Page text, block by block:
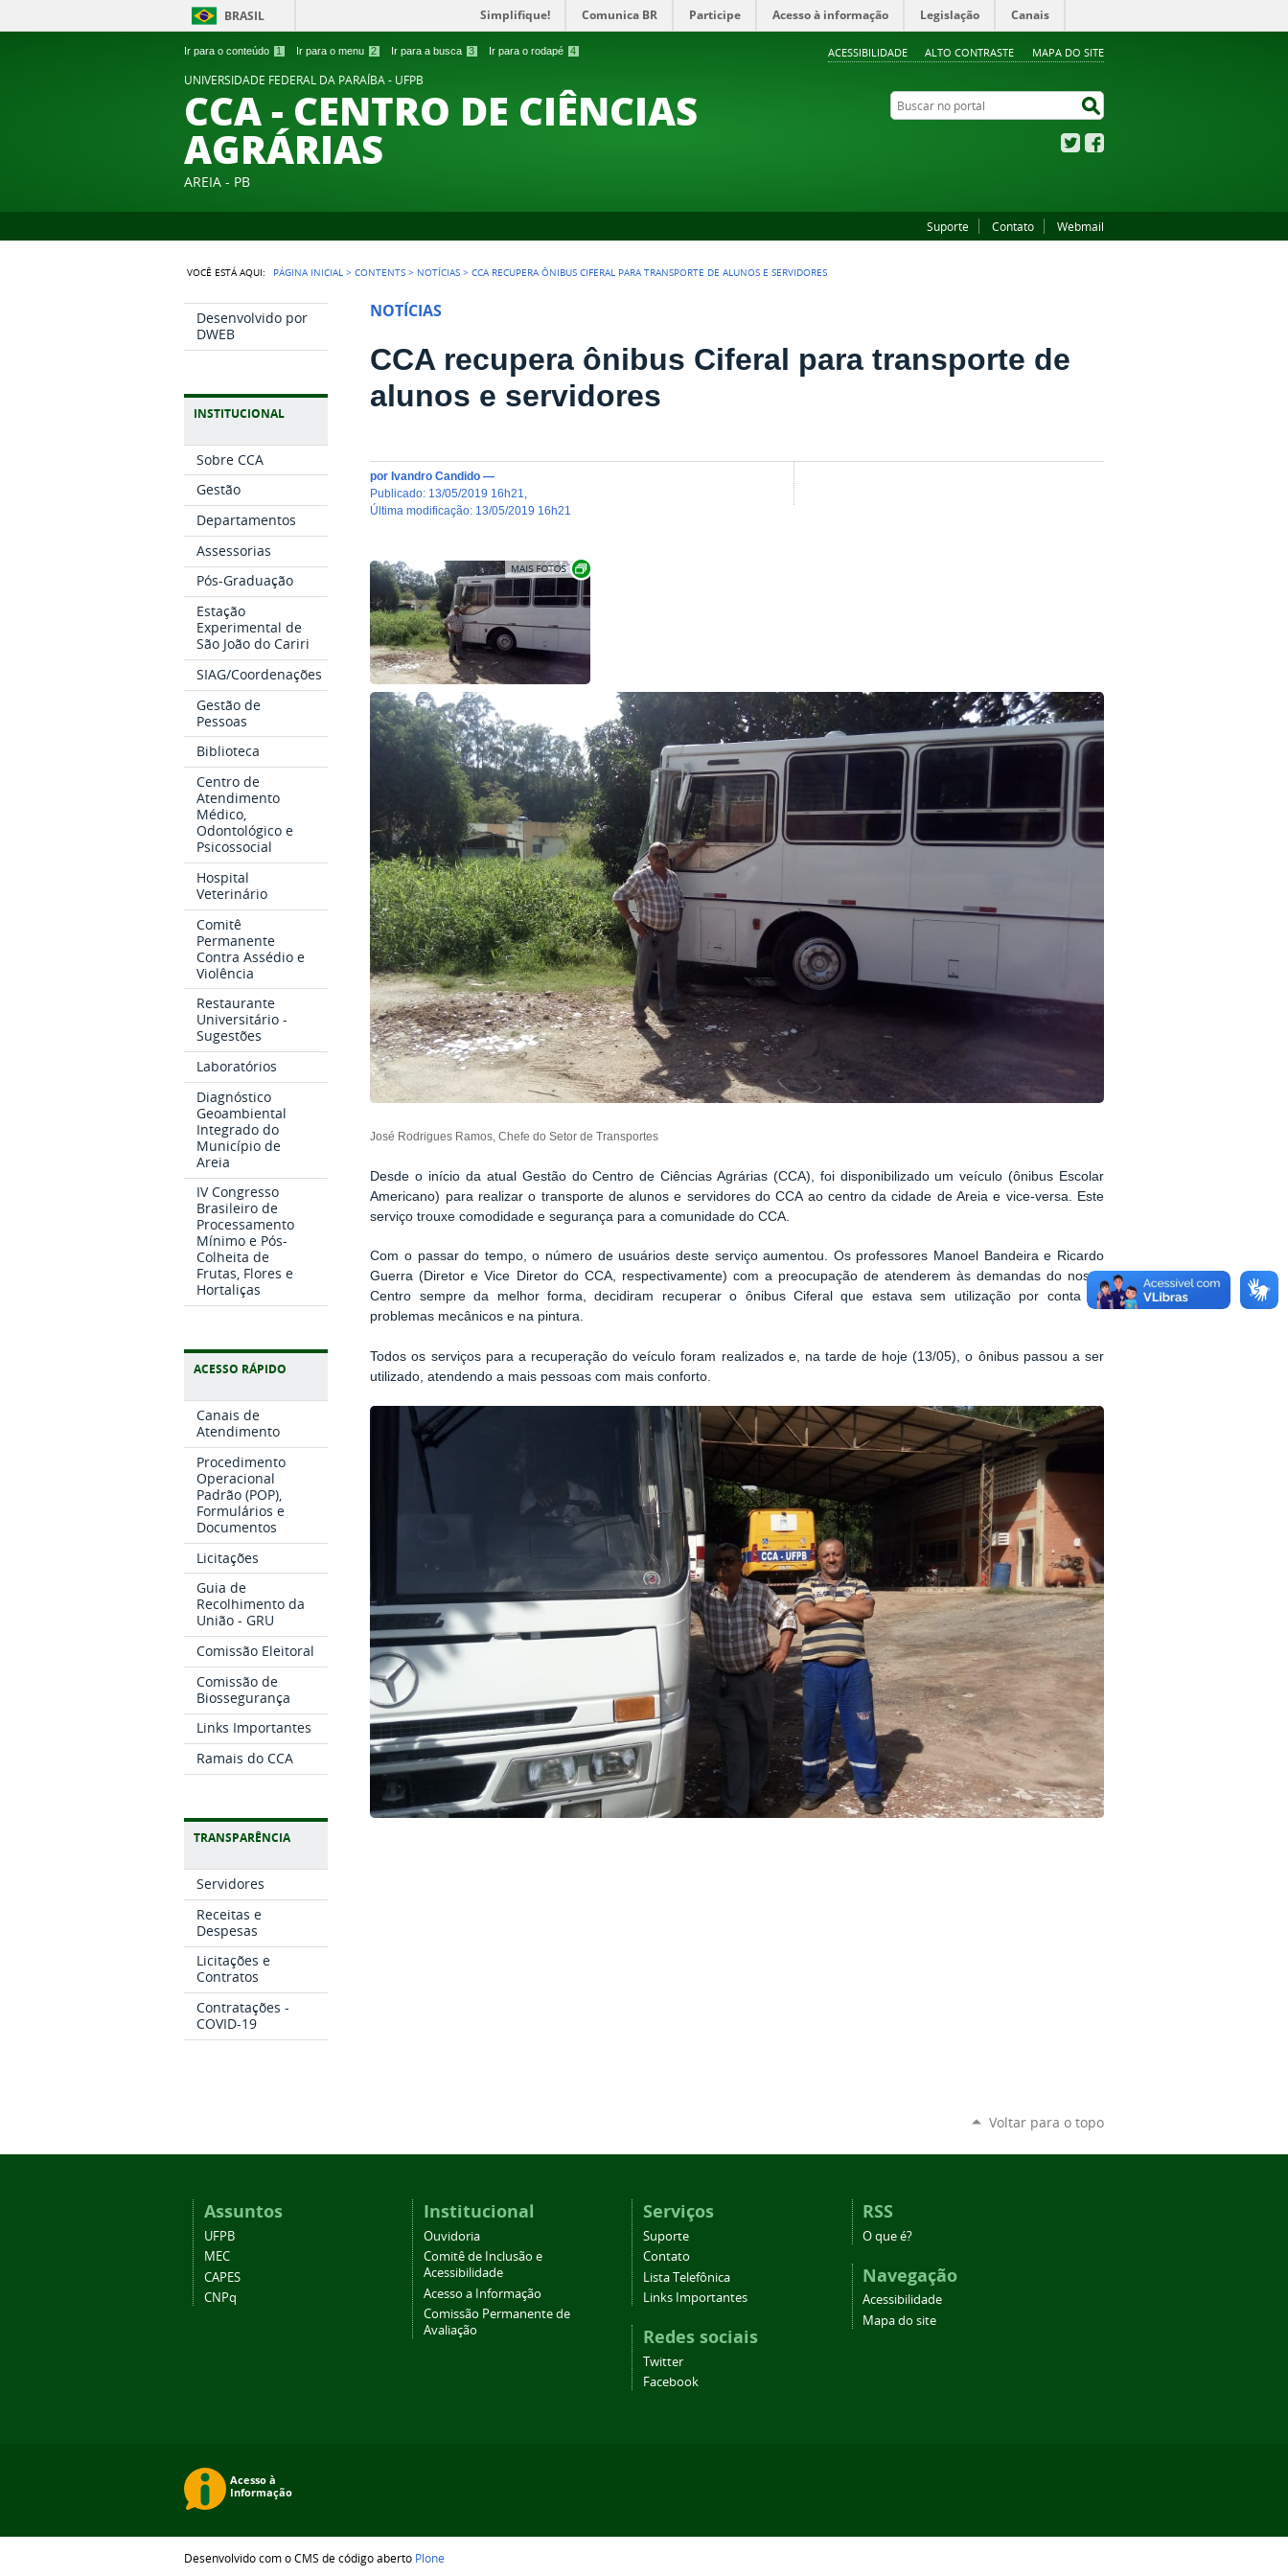
Ir para o conteúdo 1 Ir para o menu 2 Ir para a busca 3 Ir para o rodapé 4 ACESSIBILIDADE ALTO CONTRASTE MAPA DO SITE
BRASIL Simplifique! Comunica BR Participe Acesso à informação Legislação Canais
UNIVERSIDADE FEDERAL DA PARAÍBA - UFPB
CCA - CENTRO DE CIÊNCIAS
AGRÁRIAS
AREIA - PB
Buscar no portal
Twitter
Suporte Contato Webmail
VOCÊ ESTÁ AQUI: PÁGINA INICIAL >CONTENTS > NOTÍCIAS >CCA RECUPERA ÔNIBUS CIFERAL PARA TRANSPORTE DE ALUNOS E SERVIDORES
Desenvolvido por
DWEB
INSTITUCIONAL
Sobre CCA
Gestão
Departamentos
Assessorias
Pós-Graduação
Estação
Experimental de
São João do Cariri
SIAG/Coordenações
Gestão de
Pessoas
Biblioteca
Centro de
Atendimento
Médico,
Odontológico e
Psicossocial
Hospital
Veterinário
Comitê
Permanente
Contra Assédio e
Violência
Restaurante
Universitário -
Sugestões
Laboratórios
Diagnóstico
Geoambiental
Integrado do
Município de
Areia
IV Congresso
Brasileiro de
Processamento
Mínimo e Pós-
Colheita de
Frutas, Flores e
Hortaliças
ACESSO RÁPIDO
Canais de
Atendimento
Procedimento
Operacional
Padrão (POP),
Formulários e
Documentos
Licitações
Guia de
Recolhimento da
União - GRU
Comissão Eleitoral
Comissão de
Biossegurança
Links Importantes
Ramais do CCA
TRANSPARÊNCIA
Servidores
Receitas e
Despesas
Licitações e
Contratos
Contratações -
COVID-19
NOTÍCIAS
CCA recupera ônibus Ciferal para transporte de
alunos e servidores
por Ivandro Candido —
publicado: 13/05/2019 16h21
última modificação: 13/05/2019 16h21
José Rodrigues Ramos, Chefe do Setor de Transportes
Desde o início da atual Gestão do Centro de Ciências Agrárias (CCA), foi disponibilizado um veículo (ônibus Escolar
Americano) para realizar o transporte de alunos e servidores do CCA ao centro da cidade de Areia e vice-versa. Este
serviço trouxe comodidade e segurança para a comunidade do CCA.
Com o passar do tempo, o número de usuários deste serviço aumentou. Os professores Manoel Bandeira e Ricardo
Guerra (Diretor e Vice Diretor do CCA, respectivamente) com a preocupação de atenderem às demandas do nosso
Centro sempre da melhor forma, decidiram recuperar o ônibus Ciferal que estava sem utilização por conta de
problemas mecânicos e na pintura.
Todos os serviços para a recuperação do veículo foram realizados e, na tarde de hoje (13/05), o ônibus passou a ser
utilizado, atendendo a mais pessoas com mais conforto.
Voltar para o topo
Assuntos
UFPB
MEC
CAPES
CNPq
Institucional
Ouvidoria
Comitê de Inclusão e
Acessibilidade
Acesso a Informação
Comissão Permanente de
Avaliação
Serviços
Suporte
Contato
Lista Telefônica
Links Importantes
Redes sociais
Twitter
Facebook
RSS
O que é?
Navegação
Acessibilidade
Mapa do site
Desenvolvido com o CMS de código aberto Plone